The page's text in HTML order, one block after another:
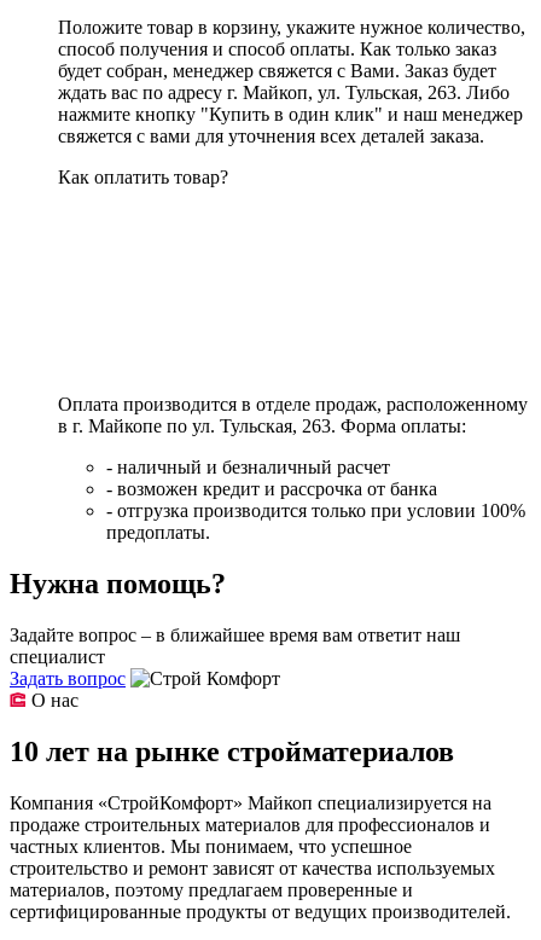
Положите товар в корзину, укажите нужное количество,
способ получения и способ оплаты. Как только заказ
будет собран, менеджер свяжется с Вами. Заказ будет
ждать вас по адресу г. Майкоп, ул. Тульская, 263. Либо
нажмите кнопку "Купить в один клик" и наш менеджер
свяжется с вами для уточнения всех деталей заказа.
Как оплатить товар?
Оплата производится в отделе продаж, расположенному
в г. Майкопе по ул. Тульская, 263. Форма оплаты:
- наличный и безналичный расчет
- возможен кредит и рассрочка от банка
- отгрузка производится только при условии 100%
предоплаты.
Нужна помощь?
Задайте вопрос – в ближайшее время вам ответит наш
специалист
Задать вопрос
О нас
10 лет на рынке стройматериалов
Компания «СтройКомфорт» Майкоп специализируется на
продаже строительных материалов для профессионалов и
частных клиентов. Мы понимаем, что успешное
строительство и ремонт зависят от качества используемых
материалов, поэтому предлагаем проверенные и
сертифицированные продукты от ведущих производителей.